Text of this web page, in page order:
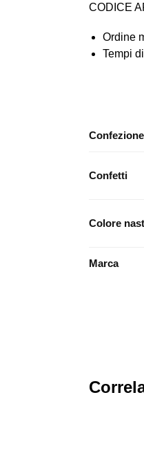
CODICE
Ordine
Tempi
Confezione
Confetti
Colore
Marca